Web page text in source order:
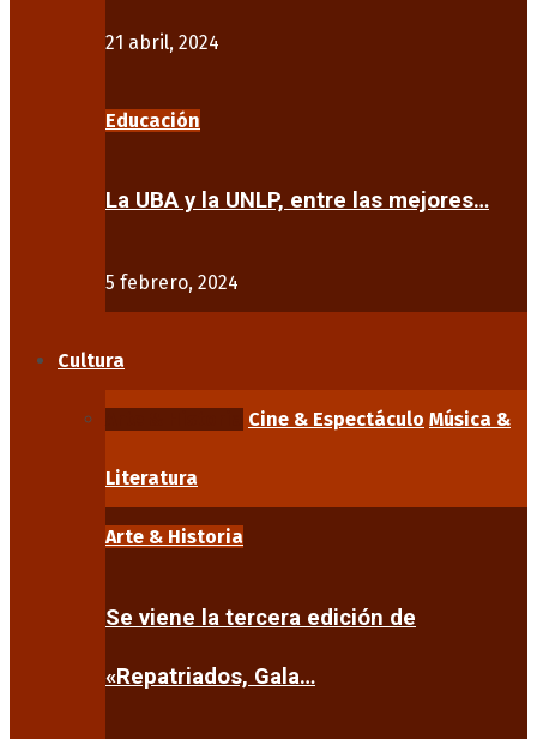
21 abril, 2024
Educación
La UBA y la UNLP, entre las mejores…
5 febrero, 2024
Cultura
Cine & Espectáculo Música &
Literatura
Arte & Historia
Se viene la tercera edición de
«Repatriados, Gala…